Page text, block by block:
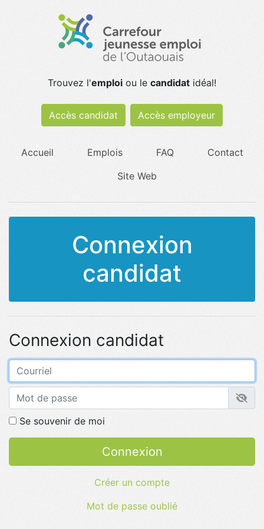
Trouvez l'emploi ou le candidat idéal!
Accès candidat Accès employeur
Accueil Emplois FAQ
Contact
Site Web
Connexion
candidat
Connexion candidat
Courriel
Mot de passe
Se souvenir de moi
Connexion
Créer un compte
Mot de passe oublié